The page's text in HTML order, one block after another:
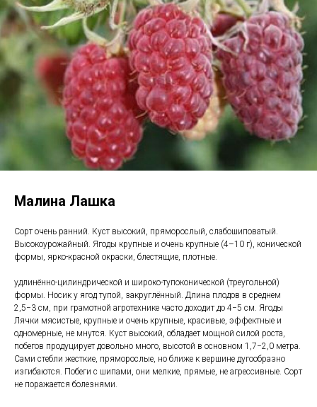
Малина Лашка
Сорт очень ранний. Куст высокий, пряморослый, слабошиповатый.
Высокоурожайный. Ягоды крупные и очень крупные (4–10 г), конической
формы, ярко-красной окраски, блестящие, плотные.
удлинённо-цилиндрической и широко-тупоконической (треугольной)
формы. Носик у ягод тупой, закруглённый. Длина плодов в среднем
2,5−3 см, при грамотной агротехнике часто доходит до 4−5 см. Ягоды
Лячки мясистые, крупные и очень крупные, красивые, эффектные и
одномерные, не мнутся. Куст высокий, обладает мощной силой роста,
побегов продуцирует довольно много, высотой в основном 1,7−2,0 метра.
Сами стебли жесткие, пряморослые, но ближе к вершине дугообразно
изгибаются. Побеги с шипами, они мелкие, прямые, не агрессивные. Сорт
не поражается болезнями.